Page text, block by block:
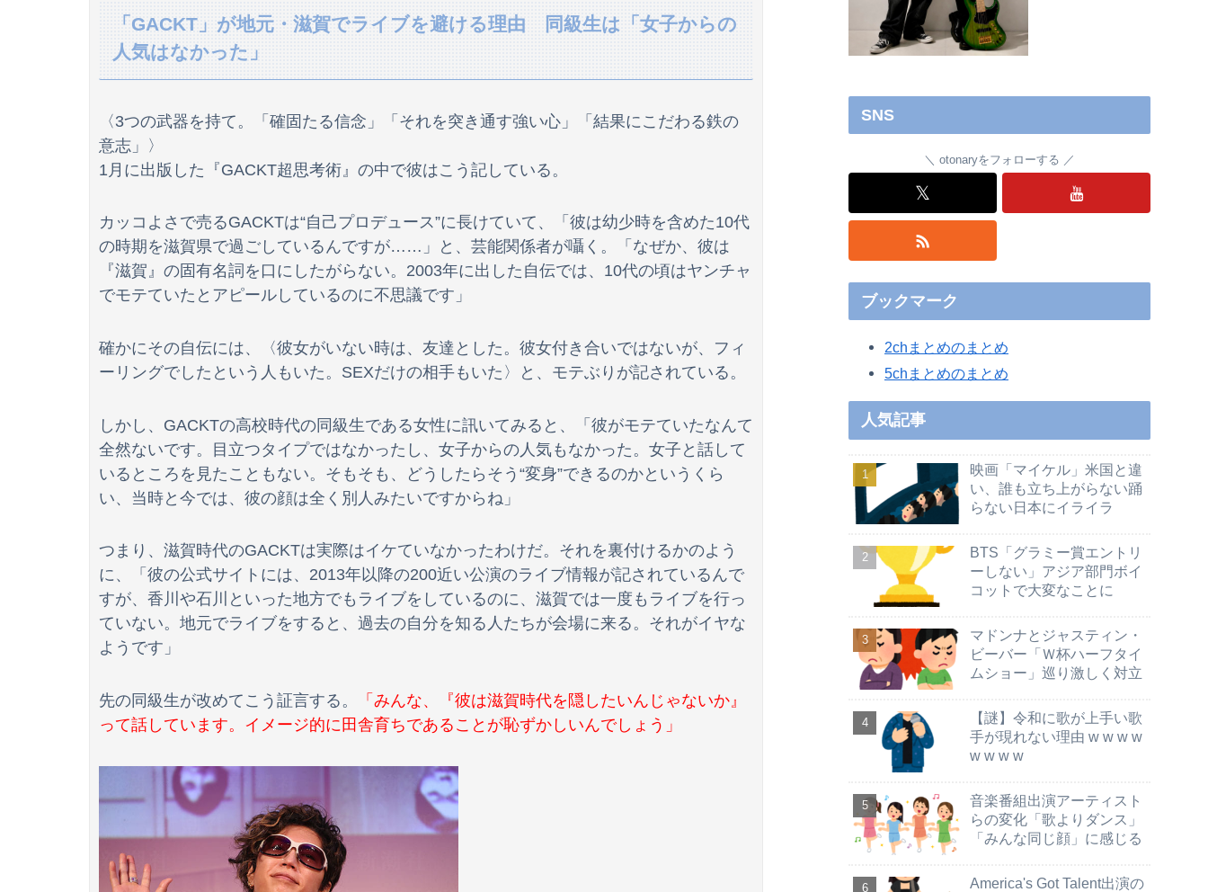
おじさんファッション論争→次のターゲットはボディバッグ?パーカーもダメハーフパンツもダメ悲鳴も
【公開処刑】右３が強すぎて周りがモブにしか見えない女子の集団ｗｗｗｗ 【Pickup05153411】
海外「世界で日本を死守するぞ！」 日本の消防署を訪れたちびっ子集団が世界をメロメロに
【動画】走り屋が先行のスクーターに猛スピードで突っ込む事故。
【画像】最近の新卒の女の子、ガチでエ●いw
【辺野古転覆】同志社国際高の説明、嘘だらけだった…ヘリ基地反対協議会の虚偽説明も判明してネット民の怒り爆発
【恐怖】酒とタバコを愛する日常系女性YouTuber、ガチで体が終わる・・・
「週刊少年ジャンプ」発行部数が初の１００万部割れ 国内の紙雑誌で「１００万部超」ゼロに
【朗報】檜山沙耶(おさや)伝説のファン、子供ができた推しへの正直な気持ちを語るwwwww
「GACKT」が地元・滋賀でライブを避ける理由 同級生は「女子からの
人気はなかった」
〈3つの武器を持て。「確固たる信念」「それを突き通す強い心」「結果にこだわる鉄の
意志」〉
1月に出版した『GACKT超思考術』の中で彼はこう記している。
カッコよさで売るGACKTは“自己プロデュース”に長けていて、「彼は幼少時を含めた10代
の時期を滋賀県で過ごしているんですが……」と、芸能関係者が囁く。「なぜか、彼は
『滋賀』の固有名詞を口にしたがらない。2003年に出した自伝では、10代の頃はヤンチャ
でモテていたとアピールしているのに不思議です」
確かにその自伝には、〈彼女がいない時は、友達とした。彼女付き合いではないが、フィ
ーリングでしたという人もいた。SEXだけの相手もいた〉と、モテぶりが記されている。
しかし、GACKTの高校時代の同級生である女性に訊いてみると、「彼がモテていたなんて
全然ないです。目立つタイプではなかったし、女子からの人気もなかった。女子と話して
いるところを見たこともない。そもそも、どうしたらそう“変身”できるのかというくら
い、当時と今では、彼の顔は全く別人みたいですからね」
つまり、滋賀時代のGACKTは実際はイケていなかったわけだ。それを裏付けるかのよう
に、「彼の公式サイトには、2013年以降の200近い公演のライブ情報が記されているんで
すが、香川や石川といった地方でもライブをしているのに、滋賀では一度もライブを行っ
ていない。地元でライブをすると、過去の自分を知る人たちが会場に来る。それがイヤな
ようです」
先の同級生が改めてこう証言する。
「みんな、『彼は滋賀時代を隠したいんじゃないか』
って話しています。イメージ的に田舎育ちであることが恥ずかしいんでしょう」
SNS
otonaryをフォローする
𝕏
ブックマーク
2chまとめのまとめ
5chまとめのまとめ
人気記事
映画「マイケル」米国と違
い、誰も立ち上がらない踊
らない日本にイライラ
BTS「グラミー賞エントリ
ーしない」アジア部門ボイ
コットで大変なことに
マドンナとジャスティン・
ビーバー「Ｗ杯ハーフタイ
ムショー」巡り激しく対立
【謎】令和に歌が上手い歌
手が現れない理由 w w w w
w w w w
音楽番組出演アーティスト
らの変化「歌よりダンス」
「みんな同じ顔」に感じる
America's Got Talent出演の